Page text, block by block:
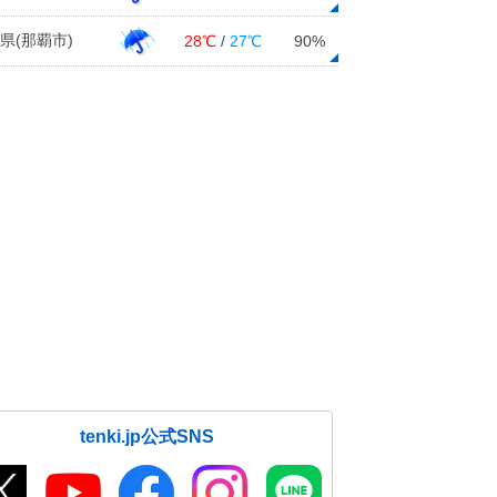
(那覇市) 28℃ / 27℃ 90%
tenki.jp公式SNS